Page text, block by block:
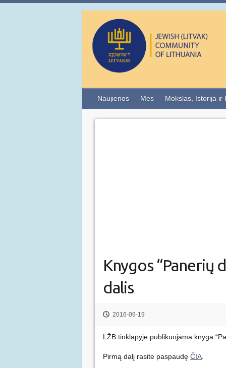
Naujienos Mes Mokslas, Istorija ir
Knygos “Panerių
dalis
2016-09-19
LŽB tinklapyje publikuojama knyga
Pirmą dalį rasite paspaudęČIA